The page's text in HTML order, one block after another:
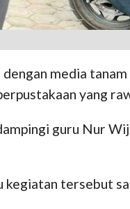
media
yang
guru Nur
kegiatan tersebut